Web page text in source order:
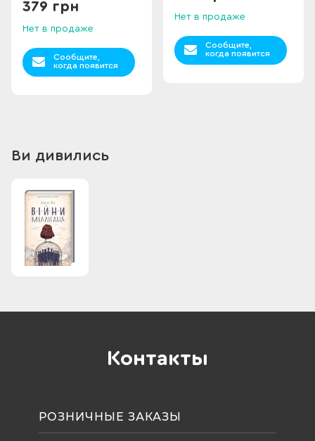
379 грн
Нет в продаже
Сообщите,
когда появится
Нет в продаже
Сообщите,
когда появится
Ви дивились
Контакты
РОЗНИЧНЫЕ ЗАКАЗЫ